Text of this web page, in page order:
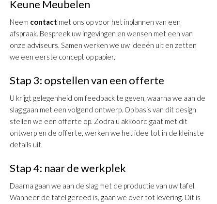
Keune Meubelen
Neem contact met ons op voor het inplannen van een
afspraak. Bespreek uw ingevingen en wensen met een van
onze adviseurs. Samen werken we uw ideeën uit en zetten
we een eerste concept op papier.
Stap 3: opstellen van een offerte
U krijgt gelegenheid om feedback te geven, waarna we aan de
slag gaan met een volgend ontwerp. Op basis van dit design
stellen we een offerte op. Zodra u akkoord gaat met dit
ontwerp en de offerte, werken we het idee tot in de kleinste
details uit.
Stap 4: naar de werkplek
Daarna gaan we aan de slag met de productie van uw tafel.
Wanneer de tafel gereed is, gaan we over tot levering. Dit is